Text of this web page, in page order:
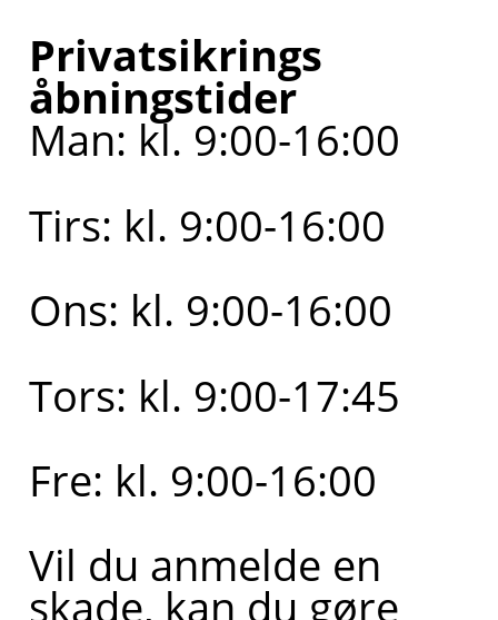
Privatsikrings
åbningstider
Man: kl. 9:00-16:00
Tirs: kl. 9:00-16:00
Ons: kl. 9:00-16:00
Tors: kl. 9:00-17:45
Fre: kl. 9:00-16:00
Vil du anmelde en
skade, kan du gøre